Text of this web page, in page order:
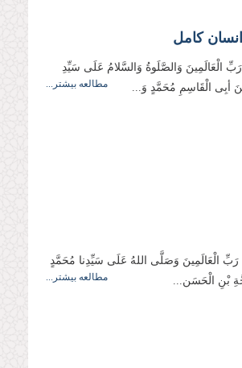
کامل
الْعَالَمِینَ وَالصَّلَوةُ وَالسَّلامُ عَلَی سَیِّدِ
أبِی الْقَاسِمِ مُحَمَّدٍ وَ...
مطالعه بیشتر...
رَبِّ الْعَالَمِینَ وَصَلَّی اللهُ عَلَی سَیِّدِنا مُحَمَّدٍ
بْنِ الْحَسَن...
مطالعه بیشتر...